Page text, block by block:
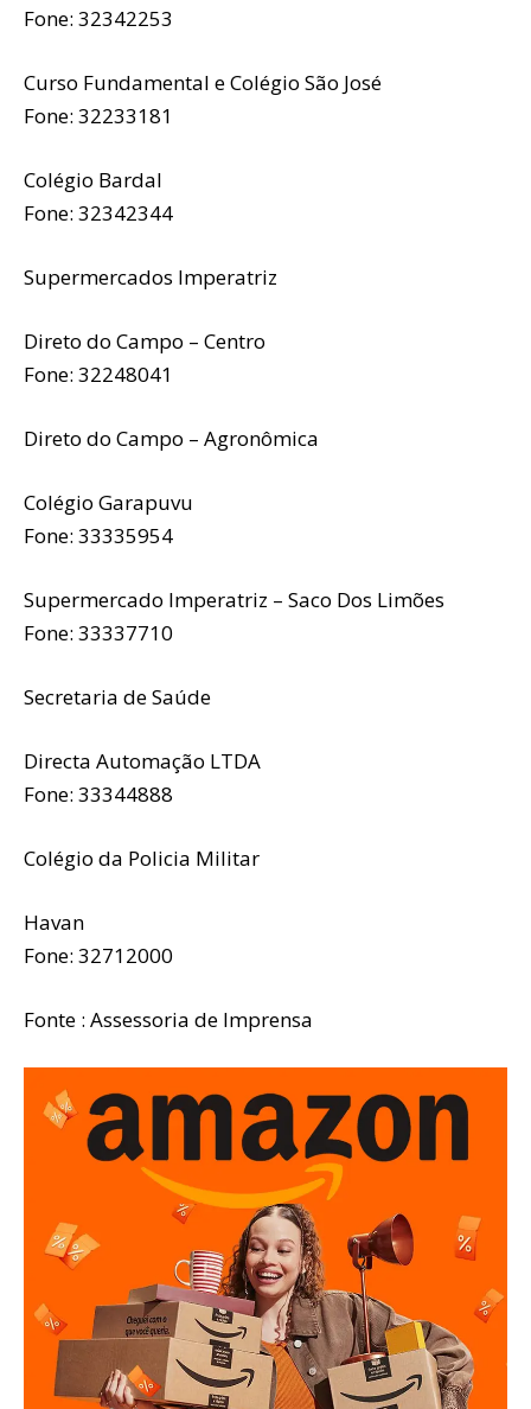
Fone: 32342253
Curso Fundamental e Colégio São José
Fone: 32233181
Colégio Bardal
Fone: 32342344
Supermercados Imperatriz
Direto do Campo – Centro
Fone: 32248041
Direto do Campo – Agronômica
Colégio Garapuvu
Fone: 33335954
Supermercado Imperatriz – Saco Dos Limões
Fone: 33337710
Secretaria de Saúde
Directa Automação LTDA
Fone: 33344888
Colégio da Policia Militar
Havan
Fone: 32712000
Fonte : Assessoria de Imprensa